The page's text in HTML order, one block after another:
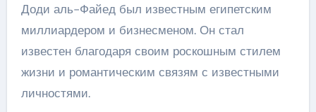
Доди аль-Файед был известным египетским
миллиардером и бизнесменом. Он стал
известен благодаря своим роскошным стилем
жизни и романтическим связям с известными
личностями.